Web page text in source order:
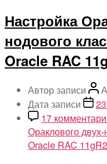
Настройка
нодового
Oracle RAC
Автор записи
Дата записи
17
Ораклового
Oracle RAC